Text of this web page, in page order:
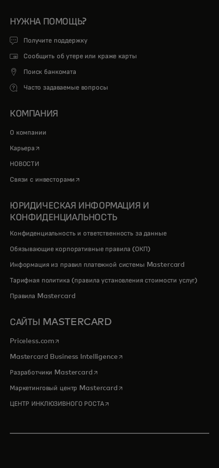
НУЖНА ПОМОЩЬ?
Получите поддержку
Сообщить об утере или краже карты
Поиск банкомата
Часто задаваемые вопросы
КОМПАНИЯ
О компании
Карьера opens in a new tab
НОВОСТИ
Связи с инвесторами opens in a new tab
ЮРИДИЧЕСКАЯ ИНФОРМАЦИЯ И
КОНФИДЕНЦИАЛЬНОСТЬ
Конфиденциальность и ответственность за данные
Обязывающие корпоративные правила (ОКП)
Информация из правил платежной системы Mastercard
Тарифная политика (правила установления стоимости услуг)
Правила Mastercard
САЙТЫ MASTERCARD
Priceless.com opens in a new tab
Mastercard Business Intelligenceopens in a new tab
Разработчики Mastercardopens in a new tab
Маркетинговый центр Mastercardopens in a new tab
ЦЕНТР ИНКЛЮЗИВНОГО РОСТАopens in a new tab